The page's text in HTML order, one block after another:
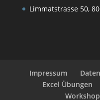
Limmatstrasse 50,
Impressum
Excel Übungen